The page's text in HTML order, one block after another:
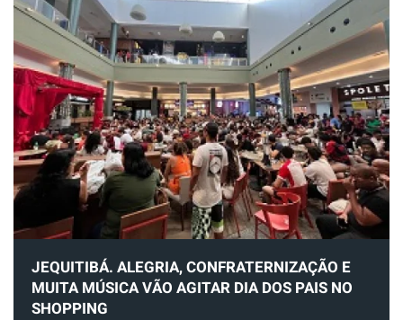
JEQUITIBÁ. ALEGRIA, CONFRATERNIZAÇÃO E
MUITA MÚSICA VÃO AGITAR DIA DOS PAIS NO
SHOPPING